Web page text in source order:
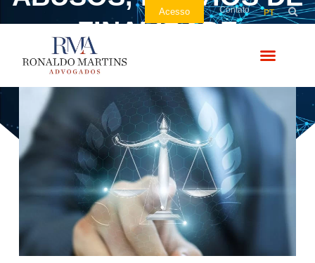
Acesso Contato PT
FINALIDADE